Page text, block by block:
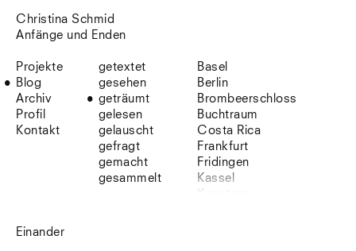
Christina Schmid
Anfänge und Enden
Projekte
Blog
Archiv
Profil
Kontakt
getextet
gesehen
geträumt
gelesen
gelauscht
gefragt
gemacht
gesammelt
Basel
Berlin
Brombeerschloss
Buchtraum
Costa Rica
Frankfurt
Fridingen
Kassel
Einander